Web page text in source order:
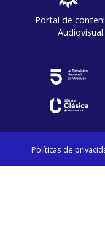
Portal de
Políticas de